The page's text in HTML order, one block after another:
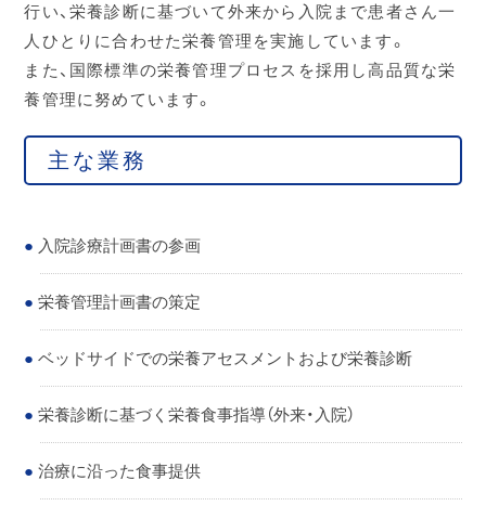
行い、栄養診断に基づいて外来から入院まで患者さん一
人ひとりに合わせた栄養管理を実施しています。
また、国際標準の栄養管理プロセスを採用し高品質な栄
養管理に努めています。
主な業務
入院診療計画書の参画
栄養管理計画書の策定
ベッドサイドでの栄養アセスメントおよび栄養診断
栄養診断に基づく栄養食事指導（外来・入院）
治療に沿った食事提供